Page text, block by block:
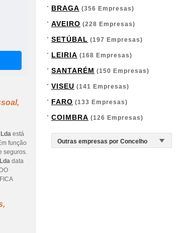
está
função
seguros.
data
BRAGA (356 Empresas)
AVEIRO (228 Empresas)
SETÚBAL (197 Empresas)
LEIRIA (168 Empresas)
SANTARÉM (150 Empresas)
VISEU (141 Empresas)
FARO (133 Empresas)
COIMBRA (126 Empresas)